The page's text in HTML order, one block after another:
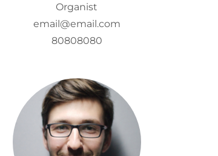
Organist
email@email.com
80808080